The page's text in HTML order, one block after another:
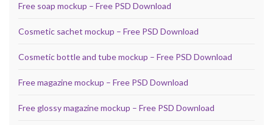
Free soap mockup – Free PSD Download
Cosmetic sachet mockup – Free PSD Download
Cosmetic bottle and tube mockup – Free PSD Download
Free magazine mockup – Free PSD Download
Free glossy magazine mockup – Free PSD Download